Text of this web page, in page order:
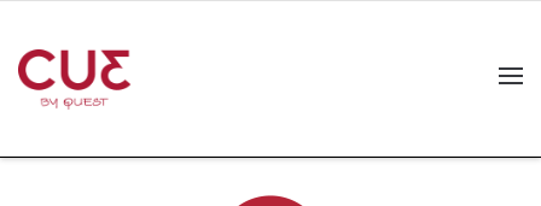
Verständigung und